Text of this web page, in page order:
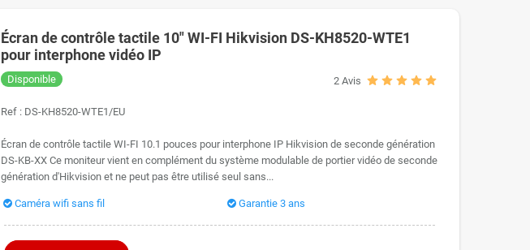
Écran de contrôle tactile 10" WI-FI Hikvision DS-KH8520-WTE1
pour interphone vidéo IP
2Avis
Disponible
Ref : DS-KH8520-WTE1/EU
Écran de contrôle tactile WI-FI 10.1 pouces pour interphone IP Hikvision de seconde génération
DS-KB-XX Ce moniteur vient en complément du système modulable de portier vidéo de seconde
génération d'Hikvision et ne peut pas être utilisé seul sans...
Caméra wifi sans fil Garantie 3 ans